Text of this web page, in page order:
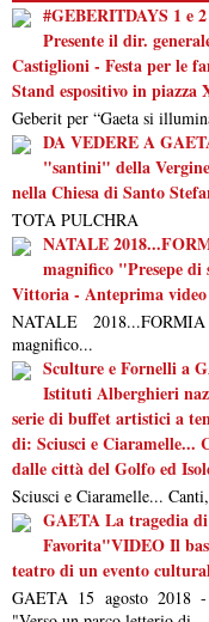
#GEBERITDAYS 1 e
Presente il dir.
Castiglioni - Festa per le
Stand espositivo in piazza
Geberit per “Gaeta si
DA VEDERE A
"santini" della
nella Chiesa di Santo
TOTA PULCHRA
NATALE
magnifico "Presepe
Vittoria - Anteprima video
NATALE
magnifico...
Sculture e Fornelli a
Istituti Alberghieri
serie di buffet artistici a
di: Sciusci e Ciaramelle...
dalle città del Golfo ed
Sciusci e Ciaramelle...
GAETA La tragedia
Favorita"VIDEO Il
teatro di un evento
GAETA 15 agosto 2018